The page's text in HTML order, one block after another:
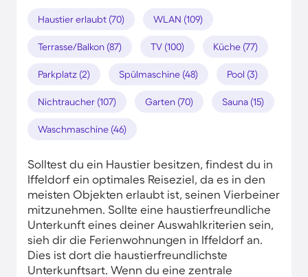
Haustier erlaubt (70) WLAN (109)
Terrasse/Balkon (87) TV (100) Küche (77)
Parkplatz (2) Spülmaschine (48) Pool (3)
Nichtraucher (107) Garten (70) Sauna (15)
Waschmaschine (46)
Solltest du ein Haustier besitzen, findest du in
Iffeldorf ein optimales Reiseziel, da es in den
meisten Objekten erlaubt ist, seinen Vierbeiner
mitzunehmen. Sollte eine haustierfreundliche
Unterkunft eines deiner Auswahlkriterien sein,
sieh dir die Ferienwohnungen in Iffeldorf an.
Dies ist dort die haustierfreundlichste
Unterkunftsart. Wenn du eine zentrale